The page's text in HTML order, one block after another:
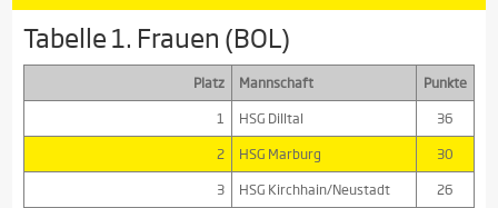
Tabelle 1. Frauen (BOL)
Platz Mannschaft
Punkte
1
HSG Dilltal
36
2
HSG Marburg
30
3
HSG Kirchhain/Neustadt
26